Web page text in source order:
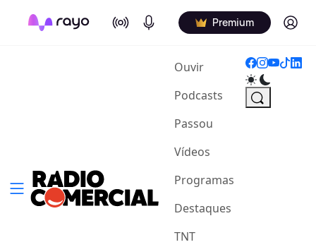
On Air Podcasts Premium Log in
Ouvir(current)
Podcasts
Passou
Vídeos
Programas
Destaques
TNT